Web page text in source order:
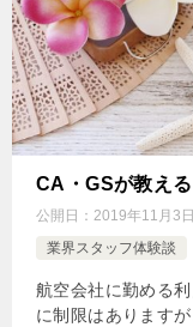
CA・GSが教え
公開日： 2019年11月3日
業界スタッフ体験談
航空会社に勤める
に制限はあります